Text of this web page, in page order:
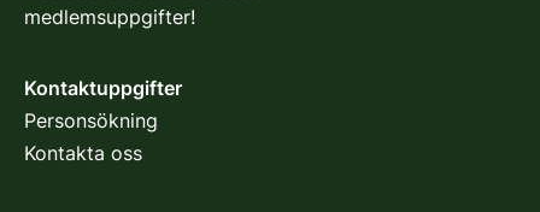
medlemsuppgifter!
Kontaktuppgifter
Personsökning
Kontakta oss